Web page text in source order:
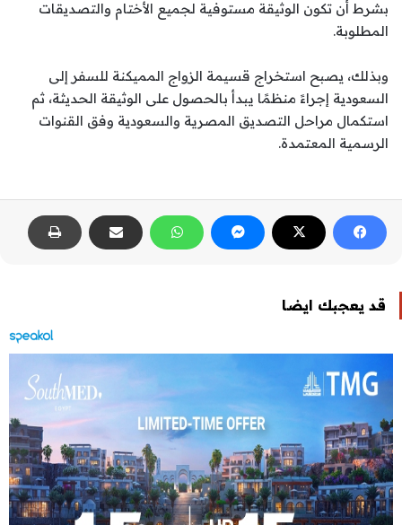
بشرط أن تكون الوثيقة مستوفية لجميع الأختام والتصديقات
المطلوبة.
وبذلك، يصبح استخراج قسيمة الزواج المميكنة للسفر إلى
السعودية إجراءً منظمًا يبدأ بالحصول على الوثيقة الحديثة، ثم
استكمال مراحل التصديق المصرية والسعودية وفق القنوات
الرسمية المعتمدة.
قد يعجبك ايضا